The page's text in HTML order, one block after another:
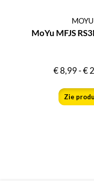
MOYU
MoYu MFJS
€8,99-€
Zie